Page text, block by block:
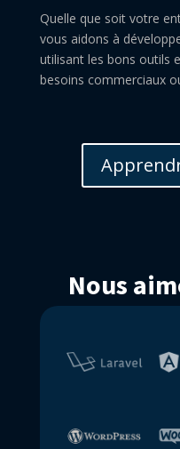
Quelle que soit votre
vous aidons à
utilisant les bons outils
besoins commerciaux
Nous